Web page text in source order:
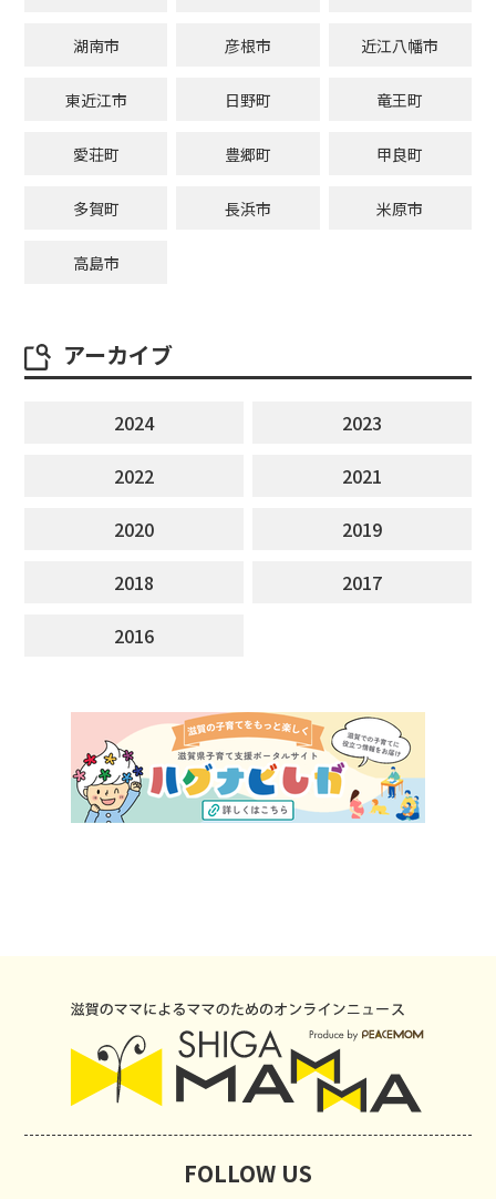
湖南市 彦根市 近江八幡市
東近江市 日野町 竜王町
愛荘町 豊郷町 甲良町
多賀町 長浜市 米原市
高島市
アーカイブ
2024
2023
2022
2021
2020
2019
2018
2017
2016
FOLLOW US